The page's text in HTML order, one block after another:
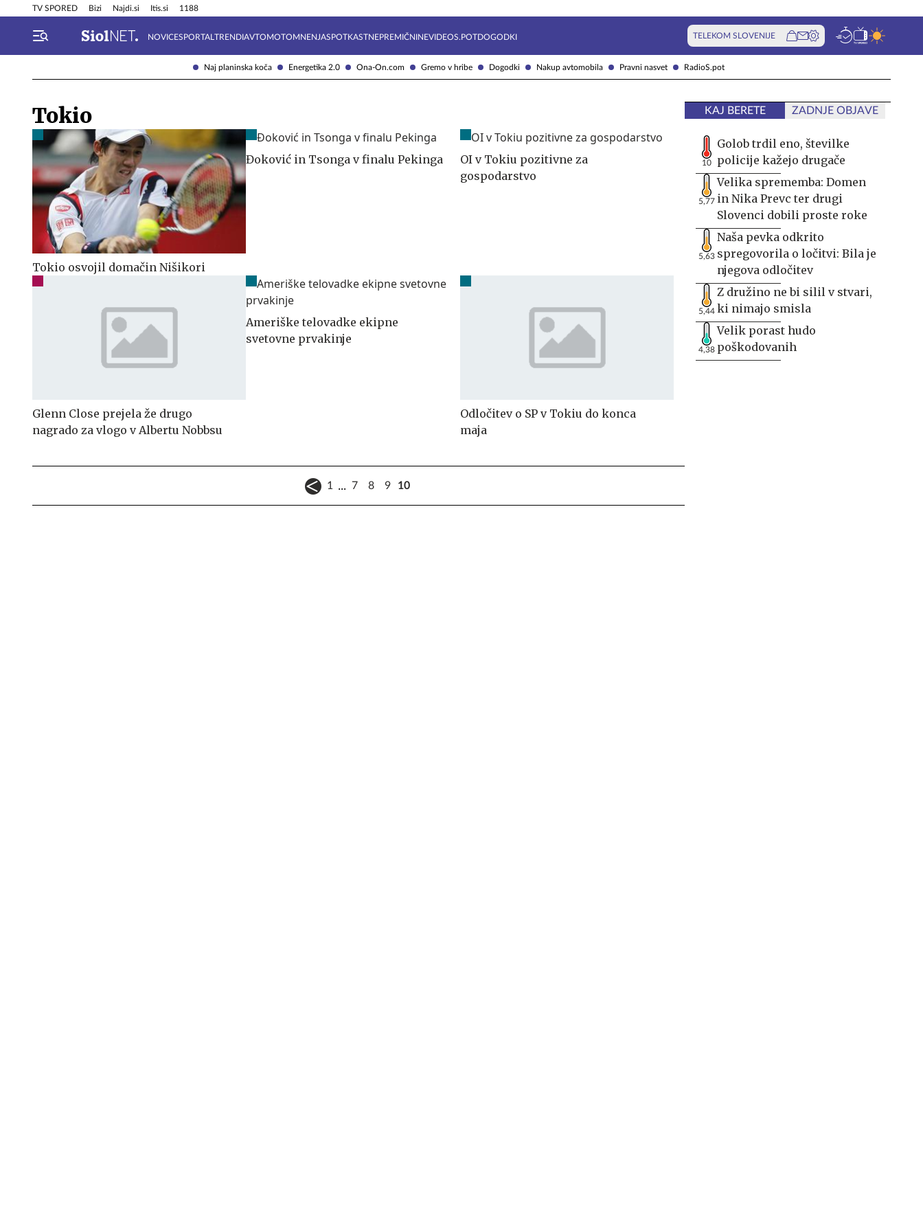
Naj planinska koča Energetika 2.0 Ona-On.com Gremo v hribe Dogodki Nakup avtomobila Pravni nasvet RadioS.pot
TV SPORED Bizi Najdi.si Itis.si 1188
NOVICESPORTAL TRENDIAVTOMOTOMNENJASPOTKASTNEPREMIČNINEVIDEOS.POTDOGODKI TELEKOM SLOVENIJE
Info in obvestila Tehnik
Tokio
Tokio osvojil domačin Nišikori
Đoković in Tsonga v finalu Pekinga
OI v Tokiu pozitivne za
gospodarstvo
Glenn Close prejela že drugo
nagrado za vlogo v Albertu Nobbsu
Ameriške telovadke ekipne
svetovne prvakinje
Odločitev o SP v Tokiu do konca
maja
1 ... 7 8 9 10
KAJ BERETE ZADNJE OBJAVE
10
Golob trdil eno, številke
policije kažejo drugače
5,77
Velika sprememba: Domen
in Nika Prevc ter drugi
Slovenci dobili proste roke
5,63
Naša pevka odkrito
spregovorila o ločitvi: Bila je
njegova odločitev
5,44
Z družino ne bi silil v stvari,
ki nimajo smisla
4,38
Velik porast hudo
poškodovanih